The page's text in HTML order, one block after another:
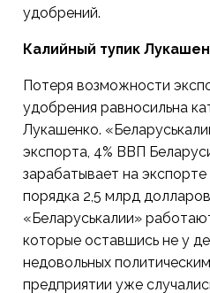
удобрений.
Калийный тупик
Потеря возможности
удобрения равносильна
Лукашенко.
экспорта, 4% ВВП
зарабатывает на
порядка 2,5 млрд
«Беларуськалии»
которые оставшись не у
недовольных
предприятии уже